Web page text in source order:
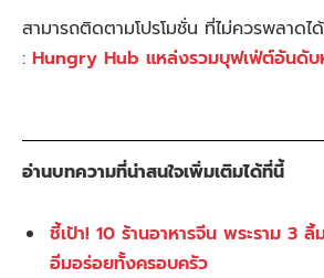
สามารถติดตามโปรโมชั่น ที่ไม่ควรพลาด
: Hungry Hub แหล่งรวมบุฟเฟ่ต์อันดับ
อ่านบทความที่น่าสนใจเพิ่มเติมได้ที่นี้
ชี้เป้า! 10 ร้านอาหารจีน พระราม 3
อิ่มอร่อยทั้งครอบครัว